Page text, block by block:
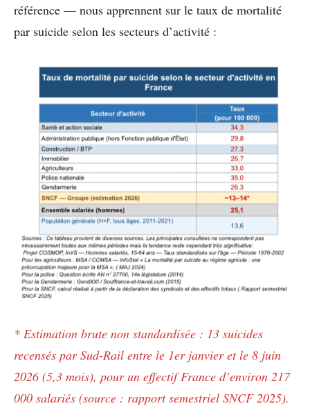
référence — nous apprennent sur le taux de mortalité
par suicide selon les secteurs d’activité :
* Estimation brute non standardisée : 13 suicides
recensés par Sud-Rail entre le 1er janvier et le 8 juin
2026 (5,3 mois), pour un effectif France d’environ 217
000 salariés (source : rapport semestriel SNCF 2025).